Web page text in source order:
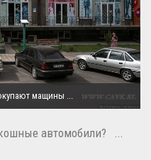
мащины ...
автомобили? ...